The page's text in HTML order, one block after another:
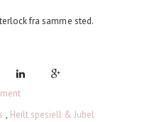
fra samme sted.
, Heilt spesiell & Jubel